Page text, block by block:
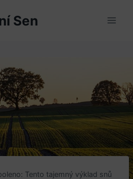
Sen
Tento tajemný výklad snů